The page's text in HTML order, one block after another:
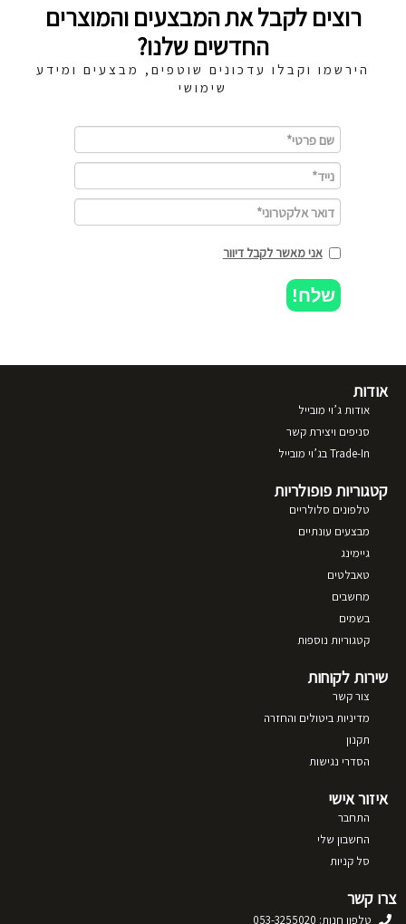
רוצים לקבל את המבצעים והמוצרים
החדשים שלנו?
הירשמו וקבלו עדכונים שוטפים, מבצעים ומידע
שימושי
אני מאשר לקבל דיוור
שלח!
אודות
אודות ג’וי מובייל
סניפים ויצירת קשר
Trade-In בג’וי מובייל
קטגוריות פופולריות
טלפונים סלולריים
מבצעים עונתיים
גיימינג
טאבלטים
מחשבים
בשמים
קטגוריות נוספות
שירות לקוחות
צור קשר
מדיניות ביטולים והחזרה
תקנון
הסדרי נגישות
איזור אישי
התחבר
החשבון שלי
סל קניות
צרו קשר
טלפון חנות: 053-3255020